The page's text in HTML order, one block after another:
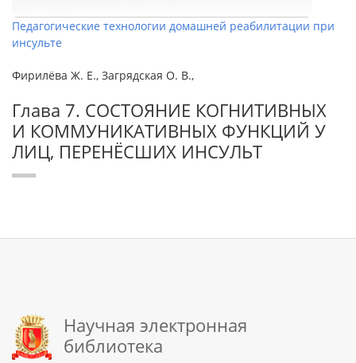
Педагогические технологии домашней реабилитации при
инсульте
Фирилёва Ж. Е., Загрядская О. В.,
Глава 7. СОСТОЯНИЕ КОГНИТИВНЫХ
И КОММУНИКАТИВНЫХ ФУНКЦИЙ У
ЛИЦ, ПЕРЕНЁСШИХ ИНСУЛЬТ
Научная электронная
библиотека